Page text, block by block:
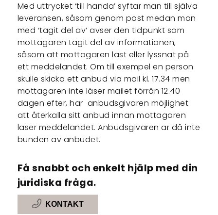
Med uttrycket ‘till handa’ syftar man till själva
leveransen, såsom genom post medan man
med ‘tagit del av’ avser den tidpunkt som
mottagaren tagit del av informationen,
såsom att mottagaren läst eller lyssnat på
ett meddelandet. Om till exempel en person
skulle skicka ett anbud via mail kl. 17.34 men
mottagaren inte läser mailet förrän 12.40
dagen efter, har anbudsgivaren möjlighet
att återkalla sitt anbud innan mottagaren
läser meddelandet. Anbudsgivaren är då inte
bunden av anbudet.
Få snabbt och enkelt hjälp med din
juridiska fråga.
KONTAKT